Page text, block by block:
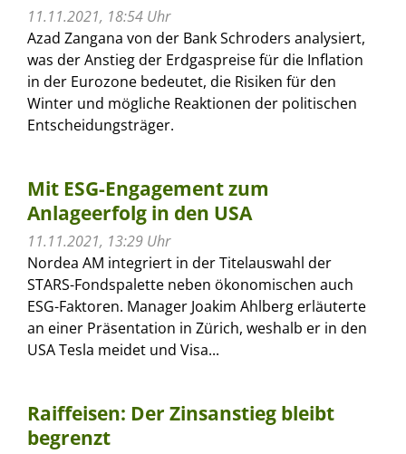
11.11.2021, 18:54 Uhr
Azad Zangana von der Bank Schroders analysiert,
was der Anstieg der Erdgaspreise für die Inflation
in der Eurozone bedeutet, die Risiken für den
Winter und mögliche Reaktionen der politischen
Entscheidungsträger.
Mit ESG-Engagement zum
Anlageerfolg in den USA
11.11.2021, 13:29 Uhr
Nordea AM integriert in der Titelauswahl der
STARS-Fondspalette neben ökonomischen auch
ESG-Faktoren. Manager Joakim Ahlberg erläuterte
an einer Präsentation in Zürich, weshalb er in den
USA Tesla meidet und Visa...
Raiffeisen: Der Zinsanstieg bleibt
begrenzt